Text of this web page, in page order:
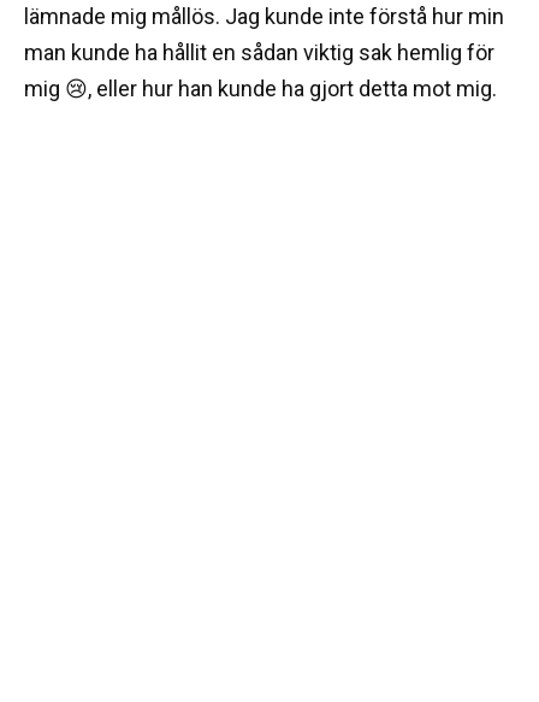
lämnade mig mållös. Jag kunde inte förstå hur min
man kunde ha hållit en sådan viktig sak hemlig för
mig 😢, eller hur han kunde ha gjort detta mot mig.